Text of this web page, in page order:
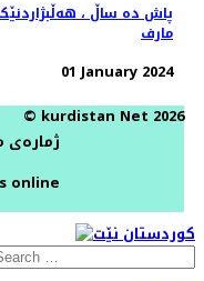
پاش دە ساڵ ،
مارف
01 January 2024
© kurdistan Net 2026
ژمارەی
online